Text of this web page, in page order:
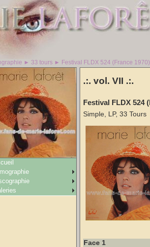
► 33 tours ► Festival FLDX 524 (France 1970)
.:. vol. VII .:.
Festival FLDX 524
Simple, LP, 33 Tours
Face 1